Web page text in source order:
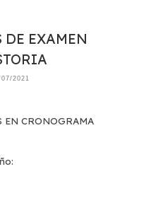
EXAMEN
2021
EN CRONOGRAMA